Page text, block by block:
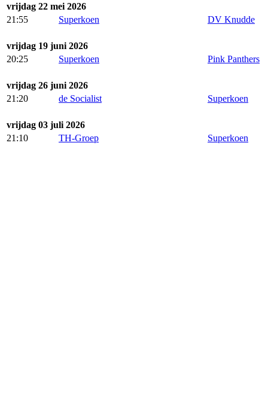
vrijdag 22 mei 2026
21:55
Superkoen DV Knudde
vrijdag 19 juni 2026
20:25
Superkoen Pink Panthers
vrijdag 26 juni 2026
21:20
de Socialist Superkoen
vrijdag 03 juli 2026
21:10
TH-Groep Superkoen